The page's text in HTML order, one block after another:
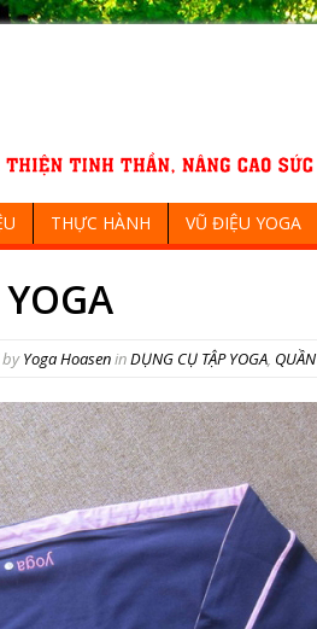
THỰC HÀNH VŨ ĐIỆU YOGA
byYoga HoaseninDỤNG CỤ TẬP YOGA,